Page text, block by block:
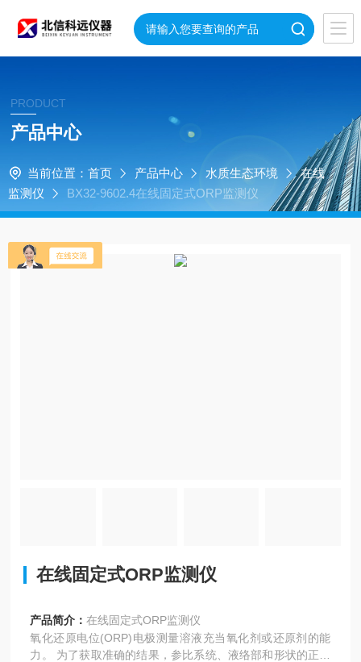
PRODUCT
产品中心
当前位置： 首页 产品中心 水质生态环境
在线
监测仪
BX32-9602.4在线固定式ORP监测仪
在线固定式ORP监测仪
产品简介：在线固定式ORP监测仪
氧化还原电位(ORP)电极测量溶液充当氧化剂或还原剂的能
力。 为了获取准确的结果，参比系统、液络部和形状的正确